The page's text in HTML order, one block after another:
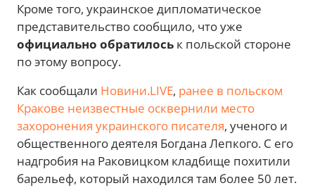
Кроме того, украинское дипломатическое
представительство сообщило, что уже
официально обратилось к польской стороне
по этому вопросу.
Как сообщали Новини.LIVE, ранее в польском
Кракове неизвестные осквернили место
захоронения украинского писателя, ученого и
общественного деятеля Богдана Лепкого. С его
надгробия на Раковицком кладбище похитили
барельеф, который находился там более 50 лет.